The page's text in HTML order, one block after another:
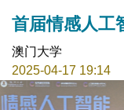
首届情感人工
澳门大学
2025-04-17 19:14